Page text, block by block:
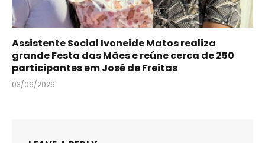
Assistente Social Ivoneide Matos realiza
grande Festa das Mães e reúne cerca de 250
participantes em José de Freitas
03/06/2026